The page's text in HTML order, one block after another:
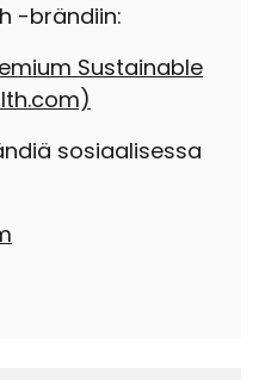
-brändiin:
Sustainable
sosiaalisessa